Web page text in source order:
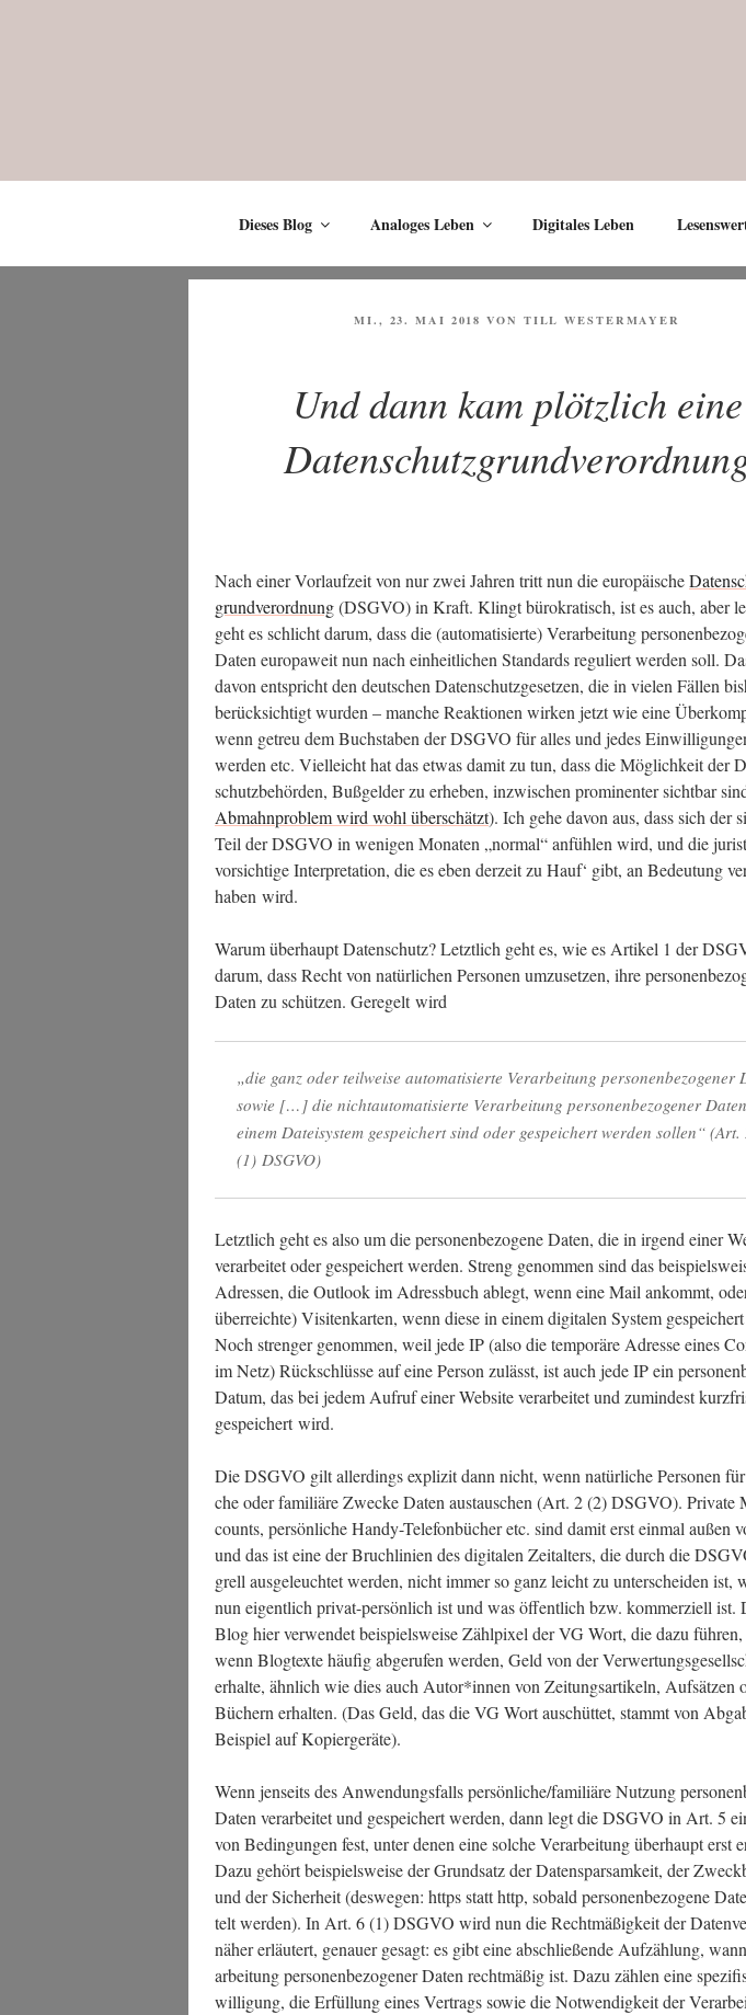
Dieses Blog Analoges Leben Digitales Leben
VERÖFFENTLICHT
MI., 23. MAI 2018 VON TILL WESTERMAYER
Und dann kam plötzlich eine
Nach einer Vor­lauf­zeit von nur zwei Jah­ren tritt nun die euro­päi­sche
grund­ver­ord­nung(DSGVO) in Kraft. Klingt büro­kra­tisch, ist es auch, aber
geht es schlicht dar­um, dass die (auto­ma­ti­sier­te) Ver­ar­bei­tung
Daten euro­pa­weit nun nach ein­heit­li­chen Stan­dards regu­liert wer­den soll.
davon ent­spricht den deut­schen Daten­schutz­ge­set­zen, die in vie­len Fäl­len
berück­sich­tigt wur­den – man­che Reak­tio­nen wir­ken jetzt wie eine
wenn getreu dem Buch­sta­ben der DSGVO für alles und jedes
wer­den etc. Viel­leicht hat das etwas damit zu tun, dass die Mög­lich­keit der
schutz­be­hör­den, Buß­gel­der zu erhe­ben, inzwi­schen pro­mi­nen­ter sicht­bar
Abmahn­pro­blem wird wohl über­schätzt). Ich gehe davon aus, dass sich der
Teil der DSGVO in weni­gen Mona­ten „nor­mal“ anfüh­len wird, und die
vor­sich­ti­ge Inter­pre­ta­ti­on, die es eben der­zeit zu Hauf‘ gibt, an Bedeu­tung
haben wird.
War­um über­haupt Daten­schutz? Letzt­lich geht es, wie es Arti­kel 1 der
dar­um, dass Recht von natür­li­chen Per­so­nen umzu­set­zen, ihre
Daten zu schüt­zen. Gere­gelt wird
„die ganz oder teil­wei­se auto­ma­ti­sier­te Ver­ar­bei­tung per­so­nen­be­zo­ge­ner
sowie […] die nicht­au­to­ma­ti­sier­te Ver­ar­bei­tung per­so­nen­be­zo­ge­ner
einem Datei­sys­tem gespei­chert sind oder gespei­chert wer­den sol­len“ (Art.
(1) DSGVO)
Letzt­lich geht es also um die per­so­nen­be­zo­ge­ne Daten, die in irgend einer
ver­ar­bei­tet oder gespei­chert wer­den. Streng genom­men sind das
Adres­sen, die Out­look im Adress­buch ablegt, wenn eine Mail ankommt,
über­reich­te) Visi­ten­kar­ten, wenn die­se in einem digi­ta­len Sys­tem
Noch stren­ger genom­men, weil jede IP (also die tem­po­rä­re Adres­se eines
im Netz) Rück­schlüs­se auf eine Per­son zulässt, ist auch jede IP ein
Datum, das bei jedem Auf­ruf einer Web­site ver­ar­bei­tet und zumin­dest
gespei­chert wird.
Die DSGVO gilt aller­dings expli­zit dann nicht, wenn natür­li­che Per­so­nen
che oder fami­liä­re Zwe­cke Daten aus­tau­schen (Art. 2 (2) DSGVO).
counts, per­sön­li­che Han­dy-Tele­fon­bü­cher etc. sind damit erst ein­mal außen
und das ist eine der Bruch­li­ni­en des digi­ta­len Zeit­al­ters, die durch die
grell aus­ge­leuch­tet wer­den, nicht immer so ganz leicht zu unter­schei­den ist,
nun eigent­lich pri­vat-per­sön­lich ist und was öffent­lich bzw. kom­mer­zi­ell ist.
Blog hier ver­wen­det bei­spiels­wei­se Zähl­pi­xel der VG Wort, die dazu füh­ren,
wenn Blog­tex­te häu­fig abge­ru­fen wer­den, Geld von der
erhal­te, ähn­lich wie dies auch Autor*innen von Zei­tungs­ar­ti­keln, Auf­sät­zen
Büchern erhal­ten. (Das Geld, das die VG Wort aus­chüt­tet, stammt von
Bei­spiel auf Kopiergeräte).
Wenn jen­seits des Anwen­dungs­falls persönliche/familiäre Nut­zung
Daten ver­ar­bei­tet und gespei­chert wer­den, dann legt die DSGVO in Art. 5
von Bedin­gun­gen fest, unter denen eine sol­che Ver­ar­bei­tung über­haupt erst
Dazu gehört bei­spiels­wei­se der Grund­satz der Daten­spar­sam­keit, der
und der Sicher­heit (des­we­gen: https statt http, sobald per­so­nen­be­zo­ge­ne
telt wer­den). In Art. 6 (1) DSGVO wird nun die Recht­mä­ßig­keit der
näher erläu­tert, genau­er gesagt: es gibt eine abschlie­ßen­de Auf­zäh­lung,
ar­bei­tung per­so­nen­be­zo­ge­ner Daten recht­mä­ßig ist. Dazu zäh­len eine
wil­li­gung, die Erfül­lung eines Ver­trags sowie die Not­wen­dig­keit der